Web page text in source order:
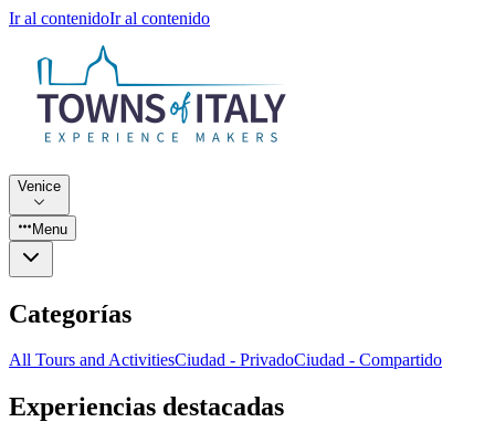
Ir al contenidoIr al contenido
Venice
Menu
Categorías
All Tours and ActivitiesCiudad - PrivadoCiudad - Compartido
Experiencias destacadas